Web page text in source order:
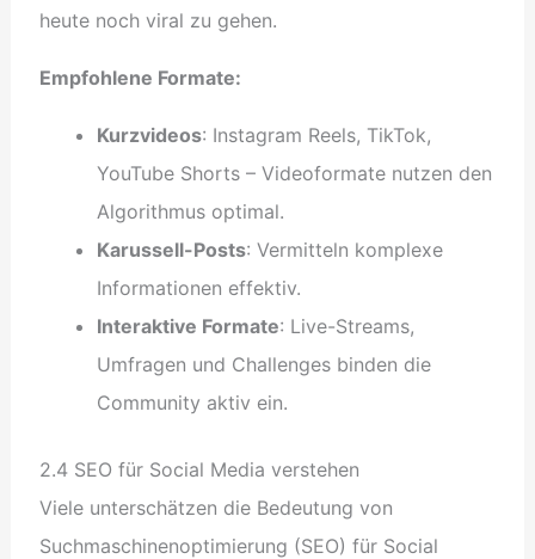
heute noch viral zu gehen.
Empfohlene Formate:
Kurzvideos: Instagram Reels, TikTok,
YouTube Shorts – Videoformate nutzen den
Algorithmus optimal.
Karussell-Posts: Vermitteln komplexe
Informationen effektiv.
Interaktive Formate: Live-Streams,
Umfragen und Challenges binden die
Community aktiv ein.
2.4 SEO für Social Media verstehen
Viele unterschätzen die Bedeutung von
Suchmaschinenoptimierung (SEO) für Social